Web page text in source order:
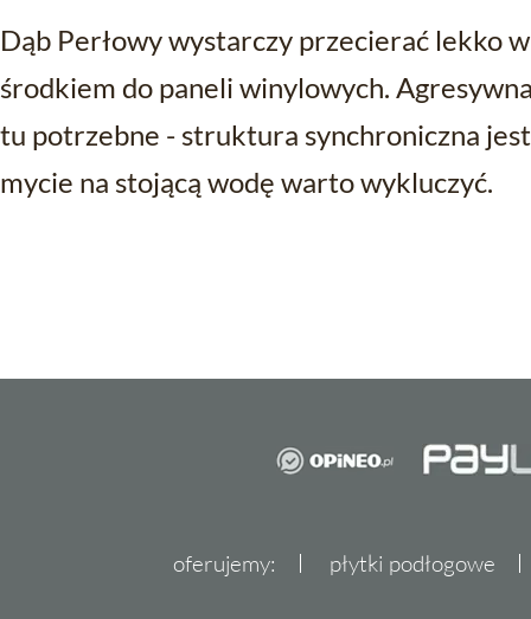
Dąb Perłowy wystarczy przecierać lekko
środkiem do paneli winylowych.
tu potrzebne - struktura synchroniczna
mycie na stojącą wodę warto wykluczyć.
oferujemy: płytki podłogowe